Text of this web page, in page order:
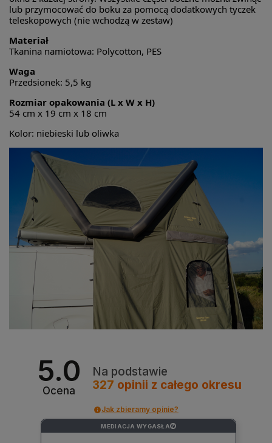
lub przymocować do boku za pomocą dodatkowych tyczek
teleskopowych (nie wchodzą w zestaw)
Materiał
Tkanina namiotowa: Polycotton, PES
Waga
Przedsionek: 5,5 kg
Rozmiar opakowania (L x W x H)
54 cm x 19 cm x 18 cm
Kolor: niebieski lub oliwka
5.0
Ocena
Na podstawie
327 opinii z całego okresu
Jak zbieramy opinie?
MEDIACJA WYGASŁA ?